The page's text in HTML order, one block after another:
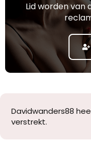
Lid worden van
Davidwanders88
verstrekt.